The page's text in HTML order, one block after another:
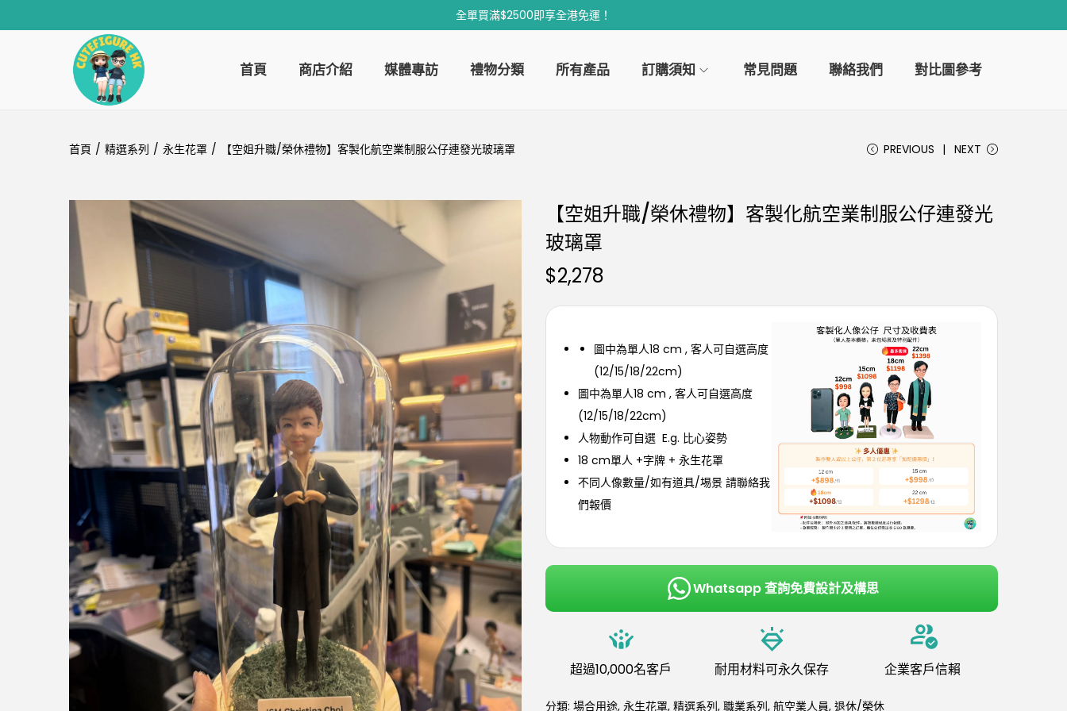
全單買滿$2500即享全港免運！
首頁 商店介紹 媒體專訪 禮物分類 所有產品 訂購須知 常見問題 聯絡我們 對比圖參考
首頁 / 精選系列 / 永生花罩 / 【空姐升職/榮休禮物】客製化航空業制服公仔連發光玻璃罩 PREVIOUS NEXT
【空姐升職/榮休禮物】客製化航空業制服公仔連發光
玻璃罩
$2,278
圖中為單人18 cm , 客人可自選高度
(12/15/18/22cm)
圖中為單人18 cm , 客人可自選高度
(12/15/18/22cm)
人物動作可自選 E.g. 比心姿勢
18 cm單人 +字牌 + 永生花罩
不同人像數量/如有道具/埸景 請聯絡我
們報價
Whatsapp 查詢免費設計及構思
超過10,000名客戶 耐用材料可永久保存 企業客戶信賴
分類: 場合用途, 永生花罩, 精選系列, 職業系列, 航空業人員, 退休/榮休